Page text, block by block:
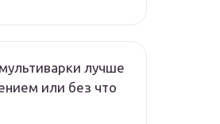
лучше
или без что